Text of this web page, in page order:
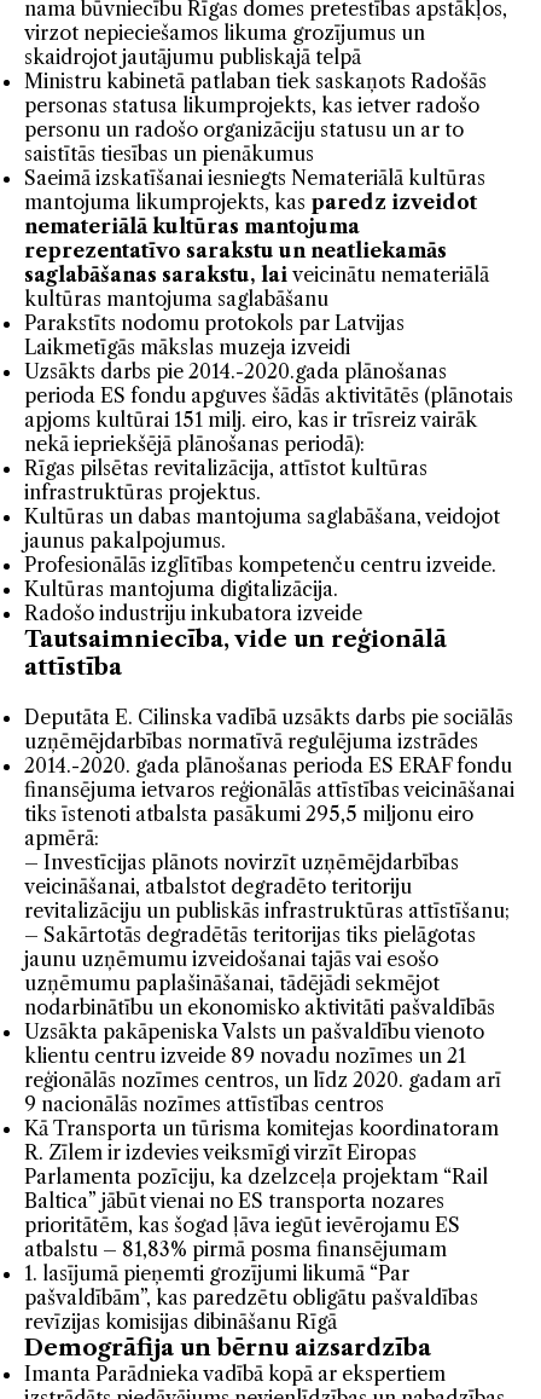
nama būvniecību Rīgas domes pretestības apstākļos,
virzot nepieciešamos likuma grozījumus un
skaidrojot jautājumu publiskajā telpā
Ministru kabinetā patlaban tiek saskaņots Radošās
personas statusa likumprojekts, kas ietver radošo
personu un radošo organizāciju statusu un ar to
saistītās tiesības un pienākumus
Saeimā izskatīšanai iesniegts Nemateriālā kultūras
mantojuma likumprojekts, kas paredz izveidot
nemateriālā kultūras mantojuma
reprezentatīvo sarakstu un neatliekamās
saglabāšanas sarakstu, lai veicinātu nemateriālā
kultūras mantojuma saglabāšanu
Parakstīts nodomu protokols par Latvijas
Laikmetīgās mākslas muzeja izveidi
Uzsākts darbs pie 2014.-2020.gada plānošanas
perioda ES fondu apguves šādās aktivitātēs (plānotais
apjoms kultūrai 151 milj. eiro, kas ir trīsreiz vairāk
nekā iepriekšējā plānošanas periodā):
Rīgas pilsētas revitalizācija, attīstot kultūras
infrastruktūras projektus.
Kultūras un dabas mantojuma saglabāšana, veidojot
jaunus pakalpojumus.
Profesionālās izglītības kompetenču centru izveide.
Kultūras mantojuma digitalizācija.
Radošo industriju inkubatora izveide
Tautsaimniecība, vide un reģionālā
attīstība
Deputāta E. Cilinska vadībā uzsākts darbs pie sociālās
uzņēmējdarbības normatīvā regulējuma izstrādes
2014.-2020. gada plānošanas perioda ES ERAF fondu
finansējuma ietvaros reģionālās attīstības veicināšanai
tiks īstenoti atbalsta pasākumi 295,5 miljonu eiro
apmērā:
– Investīcijas plānots novirzīt uzņēmējdarbības
veicināšanai, atbalstot degradēto teritoriju
revitalizāciju un publiskās infrastruktūras attīstīšanu;
– Sakārtotās degradētās teritorijas tiks pielāgotas
jaunu uzņēmumu izveidošanai tajās vai esošo
uzņēmumu paplašināšanai, tādējādi sekmējot
nodarbinātību un ekonomisko aktivitāti pašvaldībās
Uzsākta pakāpeniska Valsts un pašvaldību vienoto
klientu centru izveide 89 novadu nozīmes un 21
reģionālās nozīmes centros, un līdz 2020. gadam arī
9 nacionālās nozīmes attīstības centros
Kā Transporta un tūrisma komitejas koordinatoram
R. Zīlem ir izdevies veiksmīgi virzīt Eiropas
Parlamenta pozīciju, ka dzelzceļa projektam “Rail
Baltica” jābūt vienai no ES transporta nozares
prioritātēm, kas šogad ļāva iegūt ievērojamu ES
atbalstu – 81,83% pirmā posma finansējumam
1. lasījumā pieņemti grozījumi likumā “Par
pašvaldībām”, kas paredzētu obligātu pašvaldības
revīzijas komisijas dibināšanu Rīgā
Demogrāfija un bērnu aizsardzība
Imanta Parādnieka vadībā kopā ar ekspertiem